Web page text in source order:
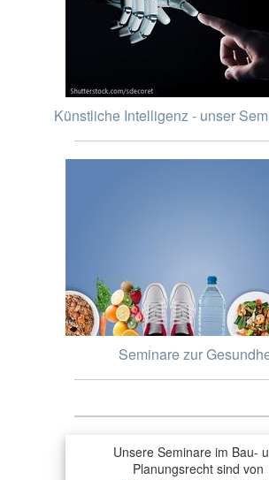
Künstliche Intelligenz - unser
Seminare zur
Unsere Seminare im Bau-
Planungsrecht sind von